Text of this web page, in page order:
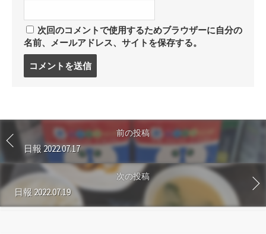
次回のコメントで使用するためブラウザーに自分の
名前、メールアドレス、サイトを保存する。
る
前の投稿
日報 2022.07.17
次の投稿
日報 2022.07.19